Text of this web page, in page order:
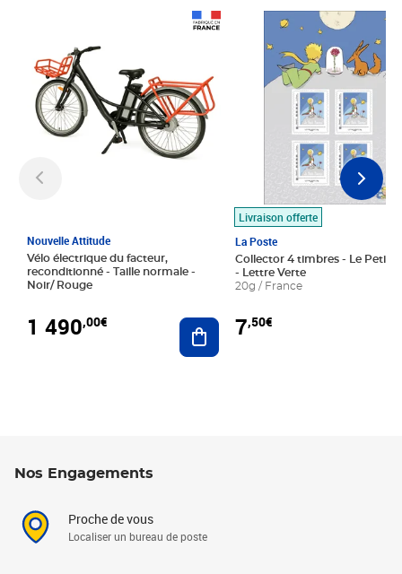
Nouvelle Attitude
Vélo électrique du facteur,
reconditionné - Taille normale -
Noir/ Rouge
1 490,00€ Ajouter au panier
Livraison offerte
La Poste
Collector 4 timbres - Le Petit
- Lettre Verte
20g / France
7,50€
Prix 7,50€
Nos Engagements
Proche de vous
Localiser un bureau de poste